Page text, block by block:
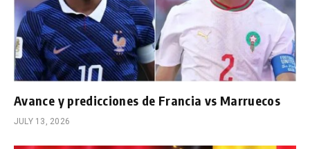
Avance y predicciones de Francia vs Marruecos
JULY 13, 2026